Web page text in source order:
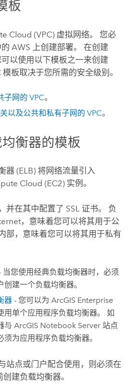
板
Cloud (VPC)虚拟网络。 您必
AWS 上创建部署。 在创建
以使用以下模板之一来创建
模板取决于您所需的安全级别。
子网的VPC。
以及公共和私有子网的VPC。
衡器的模板
器 (ELB) 将网络流量引入
Cloud (EC2)实例。
并在其中配置了 SSL 证书。 负
，意味着您可以将其用于公
部，意味着您可以将其用于私有
当您使用经典负载均衡器时，必须
建一个负载均衡器。
器 - 您可以为ArcGIS Enterprise
用单个应用程序负载均衡器。 如
与ArcGIS Notebook Server 站点
须为应用程序负载均衡器。
站点或门户配合使用，则必须在
建负载均衡器。